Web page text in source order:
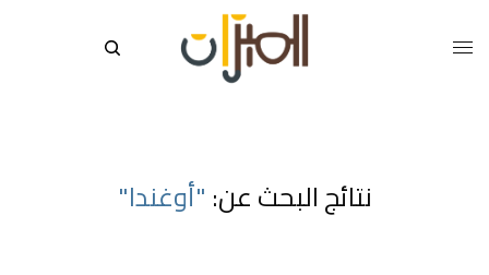
نتائج البحث عن: "أوغندا"